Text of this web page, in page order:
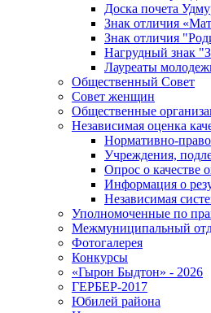
Доска почета
Знак отличия
Знак отличия
Нагрудный знак
Лауреаты
Общественный Совет
Совет женщин
Общественные
Независимая оценка
Нормативно-
Учреждения,
Опрос о качестве
Информация о
Независимая
Уполномоченные по
Межмуниципальный
Фотогалерея
Конкурсы
«Гырон Быдтон» - 2026
ГЕРБЕР-2017
Юбилей района